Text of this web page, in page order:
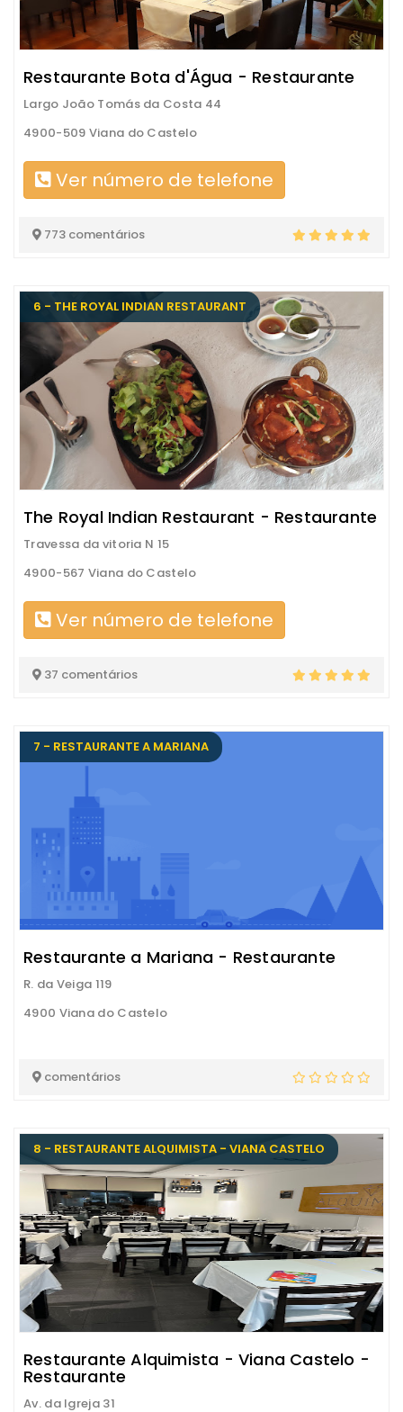
Restaurante Bota d'Água - Restaurante
Largo João Tomás da Costa 44
4900-509 Viana do Castelo
Ver número de telefone
773 comentários
6 - THE ROYAL INDIAN RESTAURANT
The Royal Indian Restaurant - Restaurante
Travessa da vitoria N 15
4900-567 Viana do Castelo
Ver número de telefone
37 comentários
7 - RESTAURANTE A MARIANA
Restaurante a Mariana - Restaurante
R. da Veiga 119
4900 Viana do Castelo
comentários
8 - RESTAURANTE ALQUIMISTA - VIANA CASTELO
Restaurante Alquimista - Viana Castelo -
Restaurante
Av. da Igreja 31